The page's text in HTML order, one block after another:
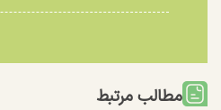
مطالب مرتبط